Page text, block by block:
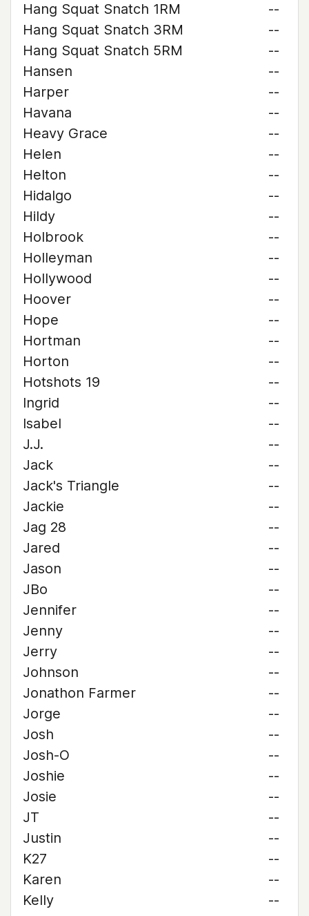
Hang Squat Snatch 1RM
--
Hang Squat Snatch 3RM
--
Hang Squat Snatch 5RM
--
Hansen
--
Harper
--
Havana
--
Heavy Grace
--
Helen
--
Helton
--
Hidalgo
--
Hildy
--
Holbrook
--
Holleyman
--
Hollywood
--
Hoover
--
Hope
--
Hortman
--
Horton
--
Hotshots 19
--
Ingrid
--
Isabel
--
J.J.
--
Jack
--
Jack's Triangle
--
Jackie
--
Jag 28
--
Jared
--
Jason
--
JBo
--
Jennifer
--
Jenny
--
Jerry
--
Johnson
--
Jonathon Farmer
--
Jorge
--
Josh
--
Josh-O
--
Joshie
--
Josie
--
JT
--
Justin
--
K27
--
Karen
--
Kelly
--